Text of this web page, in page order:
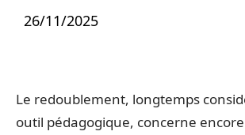
26/11/2025
Le redoublement, longtemps
outil pédagogique, concerne